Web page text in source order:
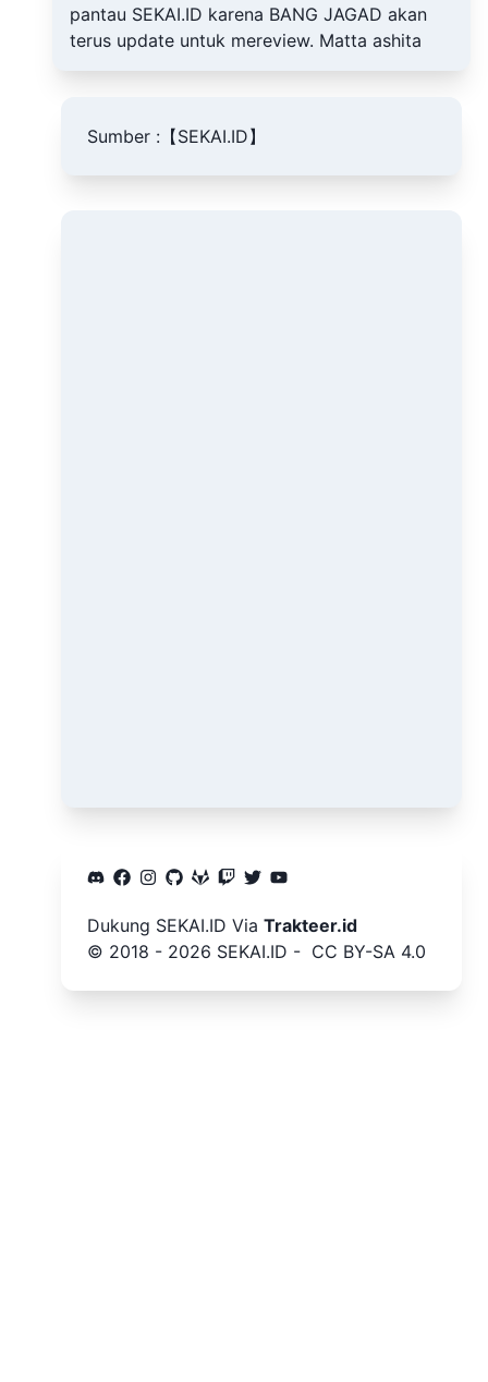
pantau SEKAI.ID karena BANG JAGAD akan
terus update untuk mereview. Matta ashita
Sumber : 【SEKAI.ID】
Dukung SEKAI.ID Via Trakteer.id
©️ 2018 - 2026 SEKAI.ID - CC BY-SA 4.0